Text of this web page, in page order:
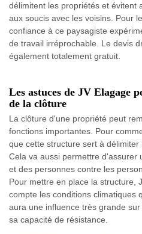
délimitent les propriétés et évitent
aux soucis avec les voisins. Pour
confiance à ce paysagiste
de travail irréprochable. Le devis
également totalement gratuit.
Les astuces de JV Elagage
de la clôture
La clôture d'une propriété peut
fonctions importantes. Pour
que cette structure sert à délimiter
Cela va aussi permettre d'assurer
et des personnes contre les
Pour mettre en place la structure,
compte les conditions climatiques
aura une influence très grande
sa capacité de résistance.